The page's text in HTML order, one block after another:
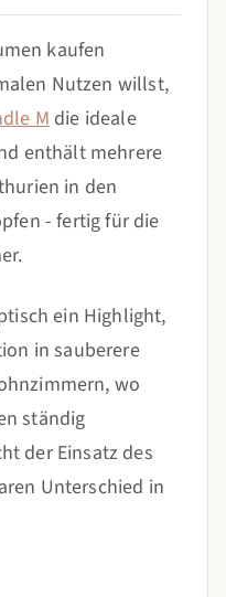
kaufen
Nutzen willst,
Mdie ideale
enthält mehrere
in den
- fertig für die
ein Highlight,
in sauberere
wo
ständig
der Einsatz des
Unterschied in